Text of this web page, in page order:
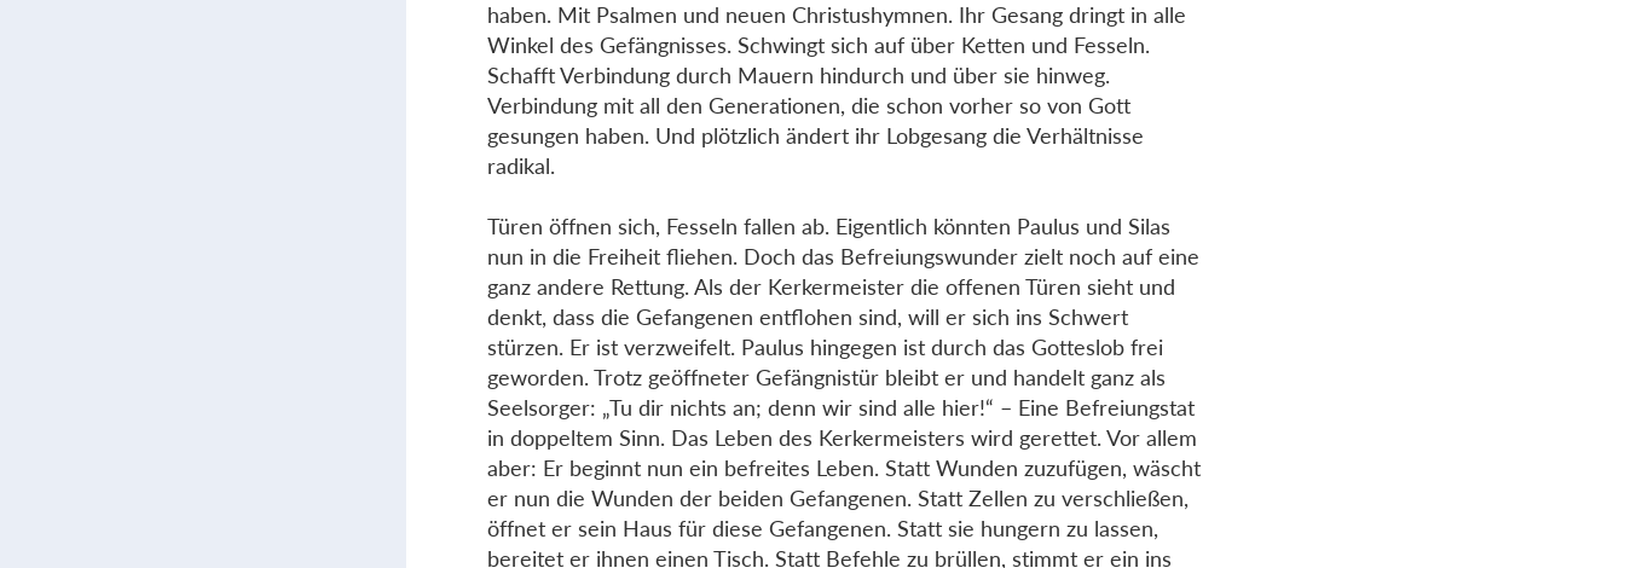
haben. Mit Psalmen und neuen Christushymnen. Ihr Gesang dringt in alle
Winkel des Gefängnisses. Schwingt sich auf über Ketten und Fesseln.
Schafft Verbindung durch Mauern hindurch und über sie hinweg.
Verbindung mit all den Generationen, die schon vorher so von Gott
gesungen haben. Und plötzlich ändert ihr Lobgesang die Verhältnisse
radikal.
Türen öffnen sich, Fesseln fallen ab. Eigentlich könnten Paulus und Silas
nun in die Freiheit fliehen. Doch das Befreiungswunder zielt noch auf eine
ganz andere Rettung. Als der Kerkermeister die offenen Türen sieht und
denkt, dass die Gefangenen entflohen sind, will er sich ins Schwert
stürzen. Er ist verzweifelt. Paulus hingegen ist durch das Gotteslob frei
geworden. Trotz geöffneter Gefängnistür bleibt er und handelt ganz als
Seelsorger: „Tu dir nichts an; denn wir sind alle hier!“ – Eine Befreiungstat
in doppeltem Sinn. Das Leben des Kerkermeisters wird gerettet. Vor allem
aber: Er beginnt nun ein befreites Leben. Statt Wunden zuzufügen, wäscht
er nun die Wunden der beiden Gefangenen. Statt Zellen zu verschließen,
öffnet er sein Haus für diese Gefangenen. Statt sie hungern zu lassen,
bereitet er ihnen einen Tisch. Statt Befehle zu brüllen, stimmt er ein ins